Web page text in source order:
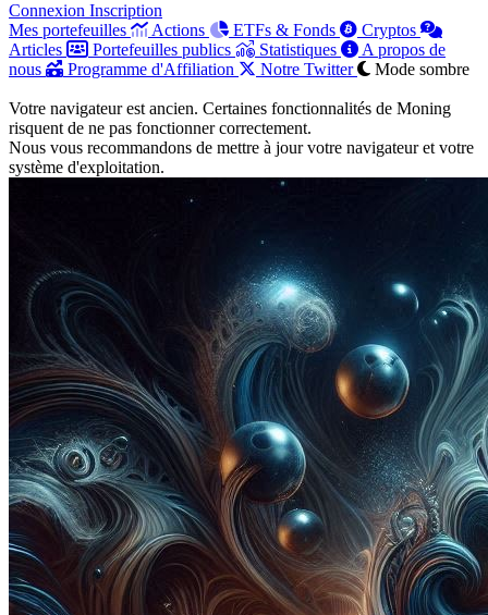
Connexion Inscription
Mes portefeuilles
Actions ETFs & Fonds
Cryptos
Articles
Portefeuilles publics Statistiques
A propos de
nous
Programme d'Affiliation Notre Twitter Mode sombre
Votre navigateur est ancien. Certaines fonctionnalités de Moning
risquent de ne pas fonctionner correctement.
Nous vous recommandons de mettre à jour votre navigateur et votre
système d'exploitation.